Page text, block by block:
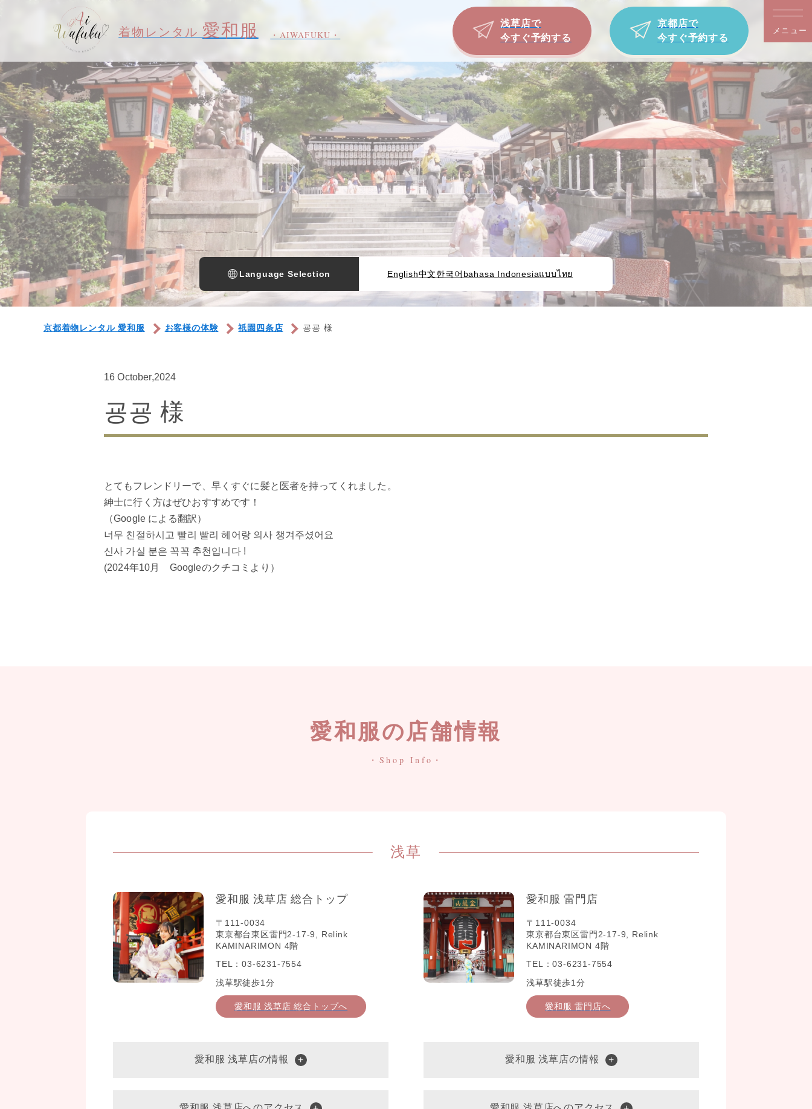
着物レンタル 愛和服 ・AIWAFUKU・
浅草店で
今すぐ予約する
京都店で
今すぐ予約する
メニュー
京都着物レンタル 愛和服 お客様の体験 祇園四条店 굥굥 様
Language Selection English中文한국어 bahasa Indonesiaแบบไทย
16 October,2024
굥굥 様
とてもフレンドリーで、早くすぐに髪と医者を持ってくれました。
紳士に行く方はぜひおすすめです！
（Google による翻訳）
너무 친절하시고 빨리 빨리 헤어랑 의사 챙겨주셨어요
신사 가실 분은 꼭꼭 추천입니다 !
(2024年10月 Googleのクチコミより）
愛和服の店舗情報
・Shop Info・
浅草
愛和服 浅草店 総合トップ
〒111-0034
東京都台東区雷門2-17-9, Relink
KAMINARIMON 4階
TEL：03-6231-7554
浅草駅徒歩1分
愛和服 浅草店 総合トップへ
愛和服 浅草店の情報
愛和服 雷門店
〒111-0034
東京都台東区雷門2-17-9, Relink
KAMINARIMON 4階
TEL：03-6231-7554
浅草駅徒歩1分
愛和服 雷門店へ
愛和服 浅草店の情報